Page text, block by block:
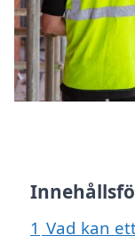
1 Vad kan